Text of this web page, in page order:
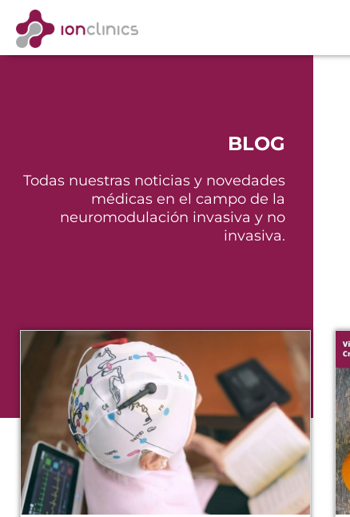
BLOG
Todas nuestras noticias y novedades
médicas en el campo de la
neuromodulación invasiva y no
invasiva.